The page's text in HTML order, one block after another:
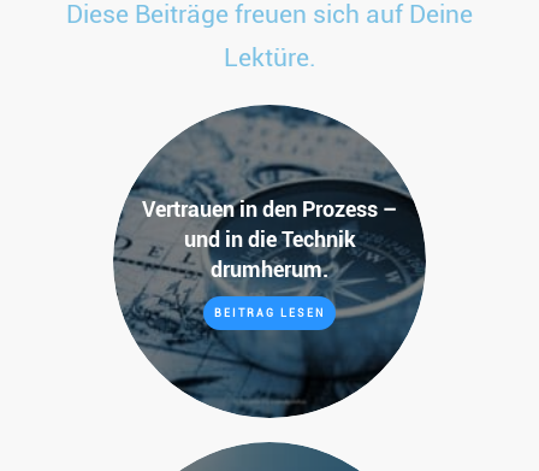
Diese Beiträge freuen sich auf Deine
Lektüre.
Vertrauen in den Prozess –
und in die Technik
drumherum.
BEITRAG LESEN